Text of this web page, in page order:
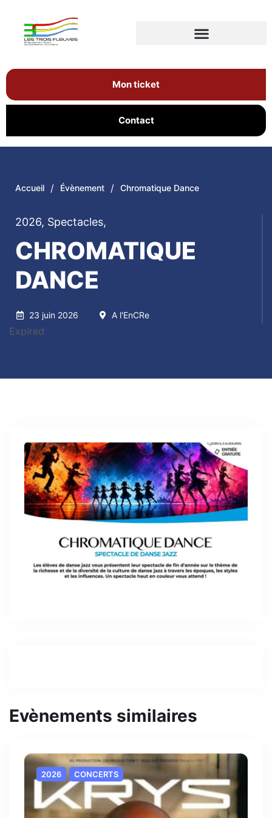
Mon ticket
Contact
Accueil / Évènement / Chromatique Dance
2026, Spectacles,
CHROMATIQUE
DANCE
23 juin 2026 A l'EnCRe
Expired
Evènements similaires
2026 CONCERTS